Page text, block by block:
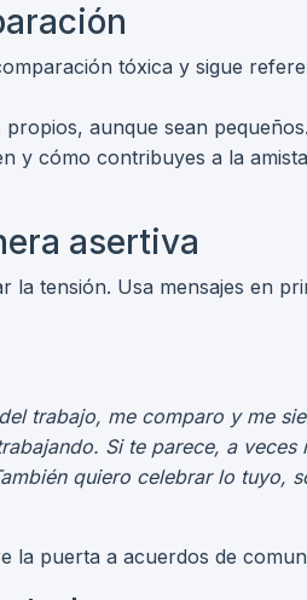
tóxica y sigue
aunque sean pequeños.
y cómo contribuyes a la
asertiva
la tensión. Usa mensajes en
trabajo, me comparo y me
Si te parece, a veces
quiero celebrar lo tuyo,
la puerta a acuerdos de